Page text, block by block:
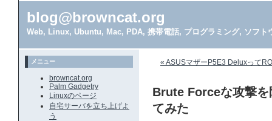
blog@browncat.org
Web, Linux, Ubuntu, Mac, PDA, 携帯電話, プログラミング, ソフト
« ASUSマザーP5E3 Deluxって
Brute Forceな攻撃
てみた
メニュー
browncat.org
Palm Gadgetry
Linuxのページ
自宅サーバを立ち上げよ
う